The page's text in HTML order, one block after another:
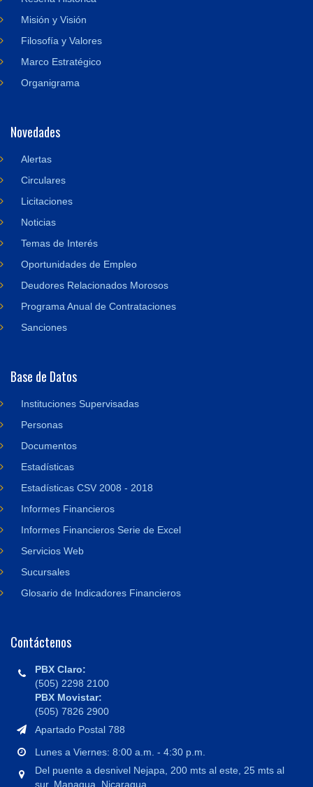
Misión y Visión
Filosofía y Valores
Marco Estratégico
Organigrama
Novedades
Alertas
Circulares
Licitaciones
Noticias
Temas de Interés
Oportunidades de Empleo
Deudores Relacionados Morosos
Programa Anual de Contrataciones
Sanciones
Base de Datos
Instituciones Supervisadas
Personas
Documentos
Estadísticas
Estadísticas CSV 2008 - 2018
Informes Financieros
Informes Financieros Serie de Excel
Servicios Web
Sucursales
Glosario de Indicadores Financieros
Contáctenos
PBX Claro:
(505) 2298 2100
PBX Movistar:
(505) 7826 2900
Apartado Postal 788
Lunes a Viernes: 8:00 a.m. - 4:30 p.m.
Del puente a desnivel Nejapa, 200 mts al este, 25 mts al
sur, Managua, Nicaragua.